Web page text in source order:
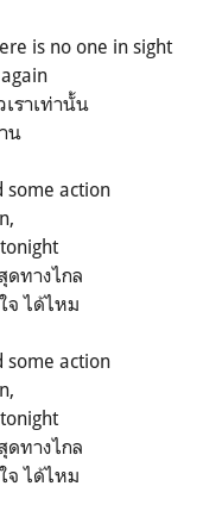
is no one in sight
ราเท่านั้น
น
some action
ดทางไกล
จ ได้ไหม
some action
ดทางไกล
จ ได้ไหม